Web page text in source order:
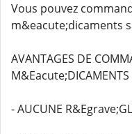
Vous pouvez
m&eacute;dicaments
AVANTAGES DE
M&Eacute;DICAMENTS
- AUCUNE